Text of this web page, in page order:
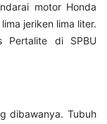
motor Honda
jeriken lima liter.
Pertalite di SPBU
dibawanya. Tubuh